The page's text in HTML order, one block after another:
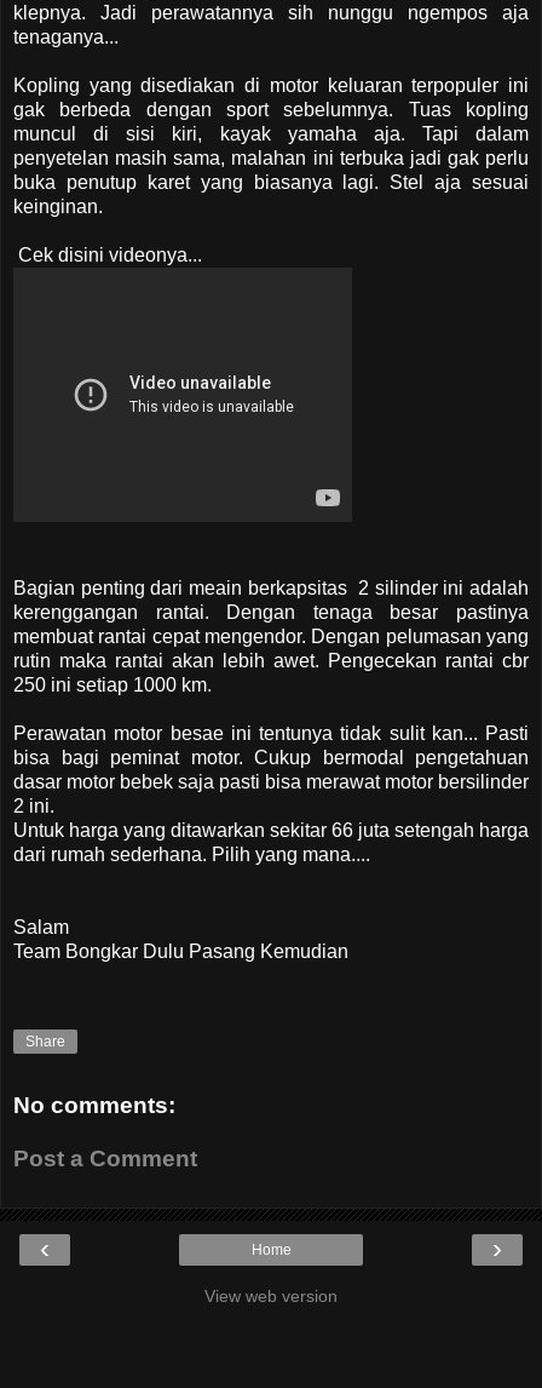
klepnya. Jadi perawatannya sih nunggu ngempos aja
tenaganya...
Kopling yang disediakan di motor keluaran terpopuler ini
gak berbeda dengan sport sebelumnya. Tuas kopling
muncul di sisi kiri, kayak yamaha aja. Tapi dalam
penyetelan masih sama, malahan ini terbuka jadi gak perlu
buka penutup karet yang biasanya lagi. Stel aja sesuai
keinginan.
Cek disini videonya...
Bagian penting dari meain berkapsitas 2 silinder ini adalah
kerenggangan rantai. Dengan tenaga besar pastinya
membuat rantai cepat mengendor. Dengan pelumasan yang
rutin maka rantai akan lebih awet. Pengecekan rantai cbr
250 ini setiap 1000 km.
Perawatan motor besae ini tentunya tidak sulit kan... Pasti
bisa bagi peminat motor. Cukup bermodal pengetahuan
dasar motor bebek saja pasti bisa merawat motor bersilinder
2 ini.
Untuk harga yang ditawarkan sekitar 66 juta setengah harga
dari rumah sederhana. Pilih yang mana....
Salam
Team Bongkar Dulu Pasang Kemudian
Share
No comments:
Post a Comment
‹ ›
Home
View web version